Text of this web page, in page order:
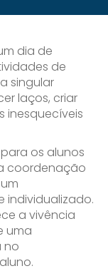
dia de
de
singular
laços, criar
inesquecíveis
os alunos
coordenação
individualizado.
a vivência
uma
no